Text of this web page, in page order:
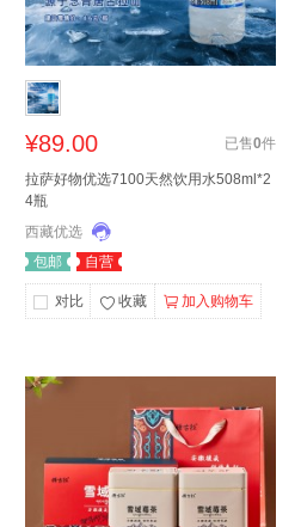
¥89.00 已售0件
拉萨好物优选7100天然饮用水508ml*2
4瓶
西藏优选
包邮
自营
对比 收藏 加入购物车